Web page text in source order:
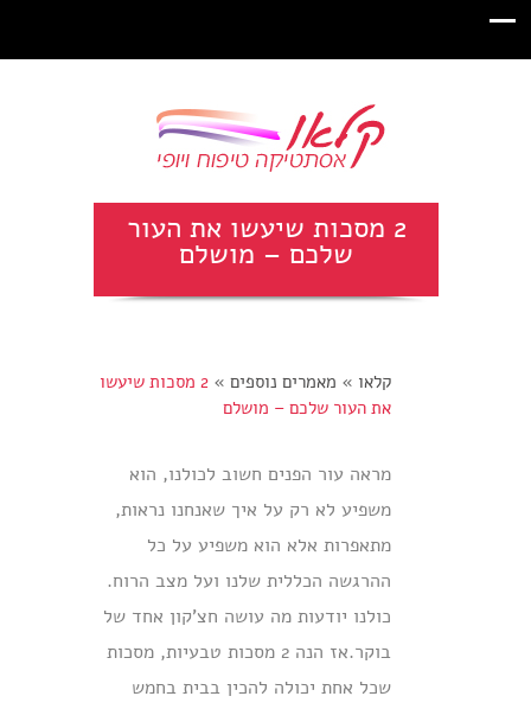
2 מסכות שיעשו את העור
שלכם – מושלם
קלאו » מאמרים נוספים »
2 מסכות שיעשו
את העור שלכם – מושלם
מראה עור הפנים חשוב לכולנו, הוא
משפיע לא רק על איך שאנחנו נראות,
מתאפרות אלא הוא משפיע על כל
ההרגשה הכללית שלנו ועל מצב הרוח.
כולנו יודעות מה עושה חצ’קון אחד של
בוקר.אז הנה 2 מסכות טבעיות, מסכות
שכל אחת יכולה להכין בבית בחמש